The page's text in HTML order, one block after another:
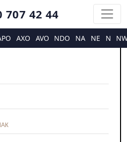
707 42 44
AXO AVO NDO NA NE N